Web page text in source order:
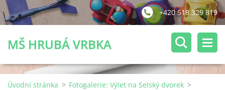
+420 518 329 819
MŠ HRUBÁ VRBKA
Úvodní stránka > Fotogalerie: Výlet na Selský dvorek >